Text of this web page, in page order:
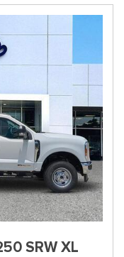
SRW XL